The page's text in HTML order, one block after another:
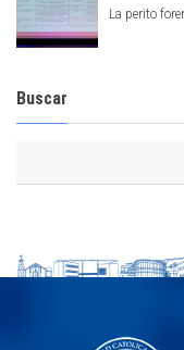
La perito
Buscar